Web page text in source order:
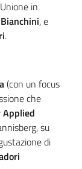
in
, e
.
(con un focus
che
su
di